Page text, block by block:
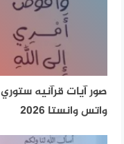
صور آيات قرآنيه ستوري
واتس وانستا 2026